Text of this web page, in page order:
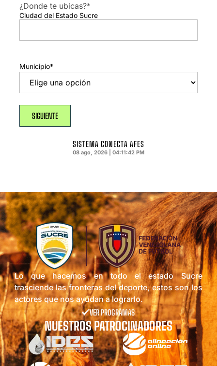
¿Donde te ubicas?*
Ciudad del Estado Sucre
Municipio*
SISTEMA CONECTA AFES
08 ago, 2026 | 04:11:43 PM
Lo que hacemos en todo el estado Sucre
trasciende las fronteras del deporte, estos son los
actores que nos ayudan a lograrlo.
VER PROGRAMAS
NUESTROS PATROCINADORES